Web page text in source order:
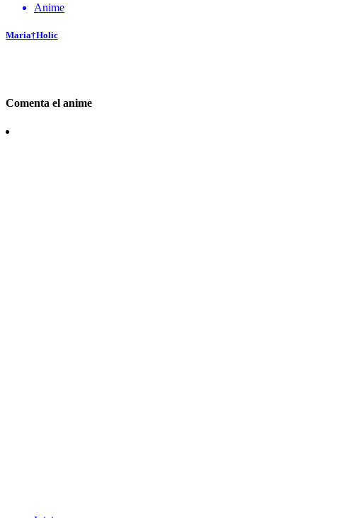
Anime
Maria†Holic
Comenta el anime